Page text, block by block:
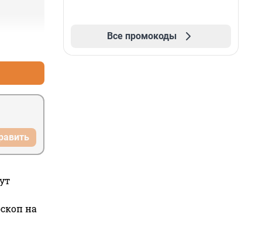
на
Все промокоды